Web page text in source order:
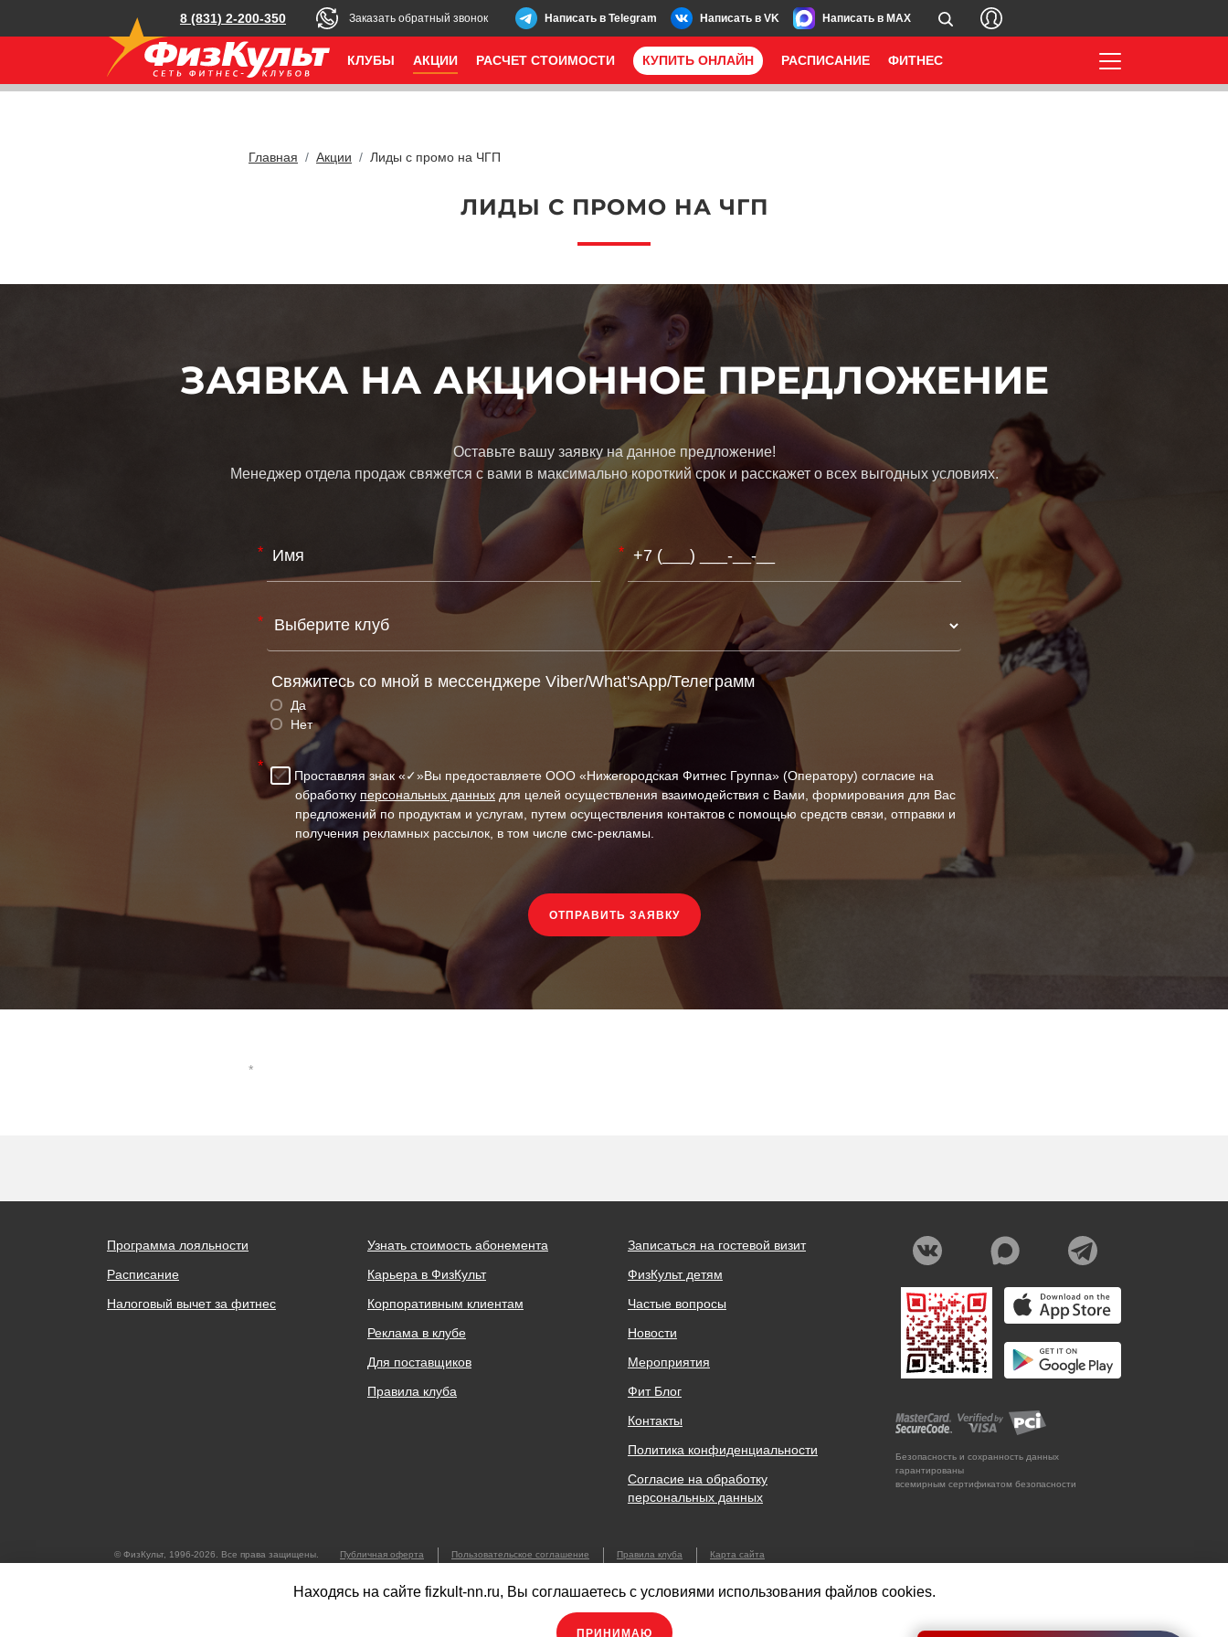
8 (831) 2-200-350 Заказать обратный звонок Написать в Telegram Написать в VK Написать в MAX
КЛУБЫ АКЦИИ РАСЧЕТ СТОИМОСТИ КУПИТЬ ОНЛАЙН РАСПИСАНИЕ ФИТНЕС
Главная Акции Лиды с промо на ЧГП
ЛИДЫ С ПРОМО НА ЧГП
ЗАЯВКА НА АКЦИОННОЕ ПРЕДЛОЖЕНИЕ
Оставьте вашу заявку на данное предложение!
Менеджер отдела продаж свяжется с вами в максимально короткий срок и расскажет о всех выгодных условиях.
* *
*
Свяжитесь со мной в мессенджере Viber/What'sApp/Телеграмм
Да
Нет
обработку персональных данных
предложений по продуктам и услугам, путем осуществления контактов с помощью средств связи, отправки и
получения рекламных рассылок, в том числе смс-рекламы.
*
ОТПРАВИТЬ ЗАЯВКУ
*
Программа лояльности
Расписание
Налоговый вычет за фитнес
Узнать стоимость абонемента
Карьера в ФизКульт
Корпоративным клиентам
Реклама в клубе
Для поставщиков
Правила клуба
Записаться на гостевой визит
ФизКульт детям
Частые вопросы
Новости
Мероприятия
Фит Блог
Контакты
Политика конфиденциальности
Согласие на обработку
персональных данных
© ФизКульт, 1996-2026. Все права защищены. Публичная оферта Пользовательское соглашение Правила клуба
Карта сайта
Юридический адрес: ул. Бетанкура, дом 1, секция ФизКульт, кабинет 166
Безопасность и сохранность данных
гарантированы
всемирным сертификатом безопасности
Находясь на сайте fizkult-nn.ru, Вы соглашаетесь с условиями использования файлов cookies.
ПРИНИМАЮ